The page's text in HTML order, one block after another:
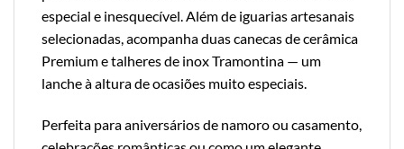
especial e inesquecível. Além de iguarias artesanais
selecionadas, acompanha duas canecas de cerâmica
Premium e talheres de inox Tramontina — um
lanche à altura de ocasiões muito especiais.
Perfeita para aniversários de namoro ou casamento,